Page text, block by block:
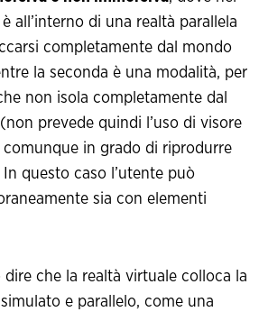
all’interno di una realtà parallela
completamente dal mondo
la seconda è una modalità, per
non isola completamente dal
prevede quindi l’uso di visore
in grado di riprodurre
questo caso l’utente può
sia con elementi
dire che la realtà virtuale colloca la
e parallelo, come una